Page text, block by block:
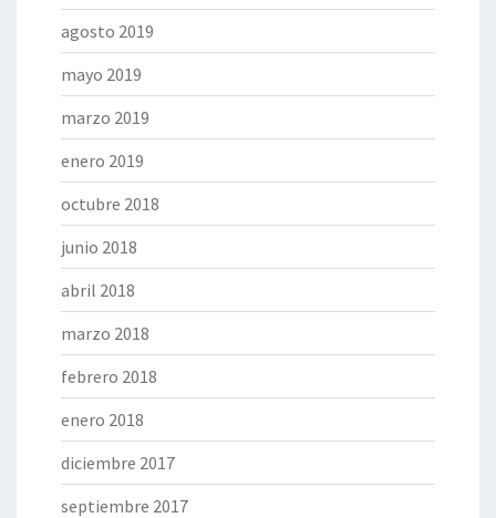
agosto 2019
mayo 2019
marzo 2019
enero 2019
octubre 2018
junio 2018
abril 2018
marzo 2018
febrero 2018
enero 2018
diciembre 2017
septiembre 2017